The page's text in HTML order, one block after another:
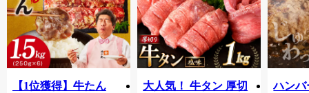
【1位獲得】牛たん
大人気！ 牛タン 厚切
ハンバ